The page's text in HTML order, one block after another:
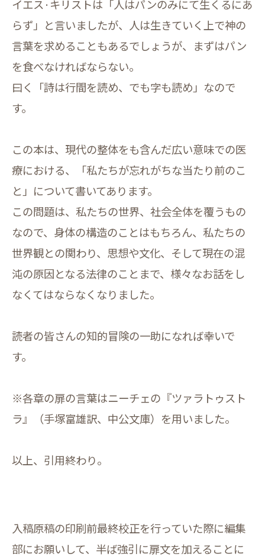
イエス·キリストは「人はパンのみにて生くるにあ
らず」と言いましたが、人は生きていく上で神の
言葉を求めることもあるでしょうが、まずはパン
を食べなければならない。
曰く「詩は行間を読め、でも字も読め」なので
す。
この本は、現代の整体をも含んだ広い意味での医
療における、「私たちが忘れがちな当たり前のこ
と」について書いてあります。
この問題は、私たちの世界、社会全体を覆うもの
なので、身体の構造のことはもちろん、私たちの
世界観との関わり、思想や文化、そして現在の混
沌の原因となる法律のことまで、様々なお話をし
なくてはならなくなりました。
読者の皆さんの知的冒険の一助になれば幸いで
す。
※各章の扉の言葉はニーチェの『ツァラトゥスト
ラ』（手塚富雄訳、中公文庫）を用いました。
以上、引用終わり。
入稿原稿の印刷前最終校正を行っていた際に編集
部にお願いして、半ば強引に扉文を加えることに